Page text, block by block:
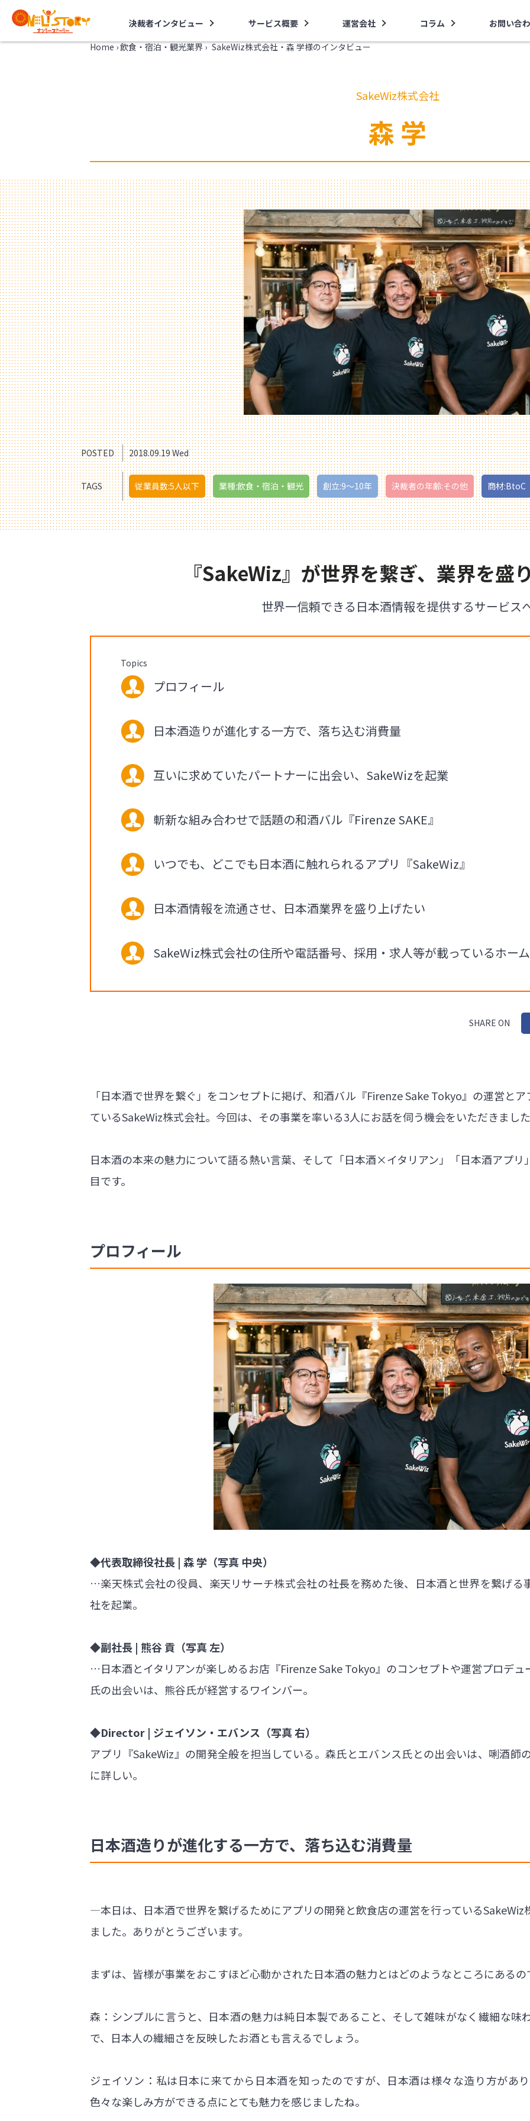
決裁者インタビュー サービス概要 運営会社 コラム お問い合
Home ›飲食・宿泊・観光業界 › SakeWiz株式会社・森 学様のインタビュー
SakeWiz株式会社
森 学
POSTED 2018.09.19 Wed
TAGS 従業員数:5人以下 業種:飲食・宿泊・観光 創立:9〜10年 決裁者の年齢:その他 商材:BtoC
『SakeWiz』が世界を繋ぎ、業界を盛
世界一信頼できる日本酒情報を提供するサービス
Topics
プロフィール
日本酒造りが進化する一方で、落ち込む消費量
互いに求めていたパートナーに出会い、SakeWizを起業
斬新な組み合わせで話題の和酒バル『Firenze SAKE』
いつでも、どこでも日本酒に触れられるアプリ『SakeWiz』
日本酒情報を流通させ、日本酒業界を盛り上げたい
SakeWiz株式会社の住所や電話番号、採用・求人等が載っているホー
SHARE ON
「日本酒で世界を繋ぐ」をコンセプトに掲げ、和酒バル『Firenze Sake Tokyo』の運営と
ているSakeWiz株式会社。今回は、その事業を率いる3人にお話を伺う機会をいただきました
日本酒の本来の魅力について語る熱い言葉、そして「日本酒×イタリアン」「日本酒アプ
目です。
プロフィール
◆代表取締役社長 | 森 学（写真 中央）
…楽天株式会社の役員、楽天リサーチ株式会社の社長を務めた後、日本酒と世界を繋げる
社を起業。
◆副社長 | 熊谷 貢（写真 左）
…日本酒とイタリアンが楽しめるお店『Firenze Sake Tokyo』のコンセプトや運営プロデ
氏の出会いは、熊谷氏が経営するワインバー。
◆Director | ジェイソン・エバンス（写真 右）
アプリ『SakeWiz』の開発全般を担当している。森氏とエバンス氏との出会いは、唎酒師
に詳しい。
日本酒造りが進化する一方で、落ち込む消費量
―本日は、日本酒で世界を繋げるためにアプリの開発と飲食店の運営を行っているSakeWiz
ました。ありがとうございます。
まずは、皆様が事業をおこすほど心動かされた日本酒の魅力とはどのようなところにあるの
森：シンプルに言うと、日本酒の魅力は純日本製であること、そして雑味がなく繊細な味
で、日本人の繊細さを反映したお酒とも言えるでしょう。
ジェイソン：私は日本に来てから日本酒を知ったのですが、日本酒は様々な造り方があ
色々な楽しみ方ができる点にとても魅力を感じましたね。